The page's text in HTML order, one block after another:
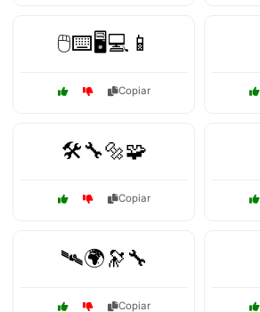
🖱️⌨️🖥️💻📱
Copiar
🛠️🔧🔩🧩
Copiar
🛰️🌍🔭🔧
Copiar